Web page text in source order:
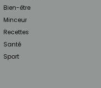
Bien-être
Minceur
Recettes
Santé
Sport